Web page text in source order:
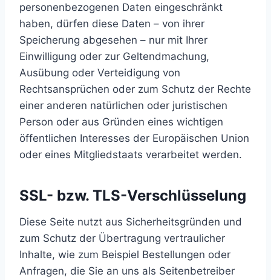
personenbezogenen Daten eingeschränkt
haben, dürfen diese Daten – von ihrer
Speicherung abgesehen – nur mit Ihrer
Einwilligung oder zur Geltendmachung,
Ausübung oder Verteidigung von
Rechtsansprüchen oder zum Schutz der Rechte
einer anderen natürlichen oder juristischen
Person oder aus Gründen eines wichtigen
öffentlichen Interesses der Europäischen Union
oder eines Mitgliedstaats verarbeitet werden.
SSL- bzw. TLS-Verschlüsselung
Diese Seite nutzt aus Sicherheitsgründen und
zum Schutz der Übertragung vertraulicher
Inhalte, wie zum Beispiel Bestellungen oder
Anfragen, die Sie an uns als Seitenbetreiber